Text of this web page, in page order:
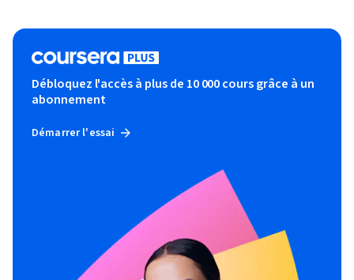
Débloquez l'accès à plus de 10 000 cours grâce à un
abonnement
Démarrer l'essai